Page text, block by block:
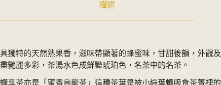
描述
具獨特的天然熟果香，滋味帶顯著的蜂蜜味，甘甜後韻，外觀及
盡艷麗多彩，茶湯水色成鮮豔琥珀色，名茶中的名茶。
蟬享茶亦是「蜜香烏龍茶」這種茶葉是被小綠葉蟬吸食茶菁裡的